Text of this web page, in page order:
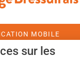
MOBILE
sur les